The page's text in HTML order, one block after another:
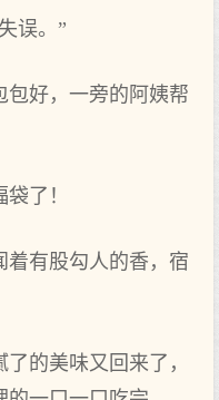
误。”
包好，一旁的阿姨帮
了！
着有股勾人的香，宿
的美味又回来了，